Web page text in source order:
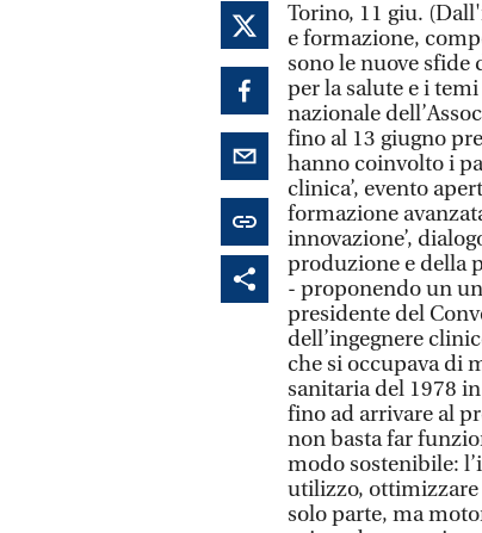
Torino, 11 giu.
e formazione,
sono le nuove sfide
per la salute e i
nazionale
fino al 13 giugno
hanno coinvolto i
clinica’, evento
formazione
innovazione’,
produzione e della
- proponendo un
presidente del
dell’ingegnere
che si occupava di
sanitaria del 1978
fino ad arrivare al
non basta far
modo sostenibile:
utilizzo, ottimizzare
solo parte, ma